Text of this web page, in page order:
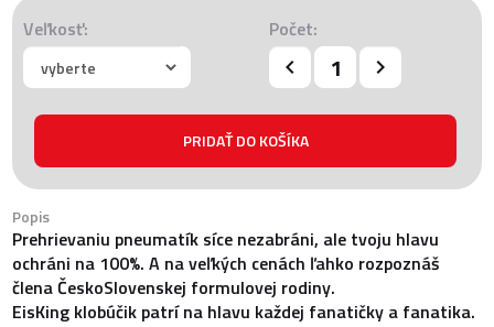
Veľkosť: Počet:
Popis
Prehrievaniu pneumatík síce nezabráni, ale tvoju hlavu
ochráni na 100%. A na veľkých cenách ľahko rozpoznáš
člena ČeskoSlovenskej formulovej rodiny.
EisKing klobúčik patrí na hlavu každej fanatičky a fanatika.